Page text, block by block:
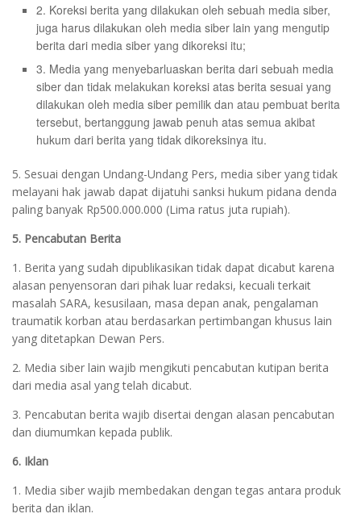
2. Koreksi berita yang dilakukan oleh sebuah media siber,
juga harus dilakukan oleh media siber lain yang mengutip
berita dari media siber yang dikoreksi itu;
3. Media yang menyebarluaskan berita dari sebuah media
siber dan tidak melakukan koreksi atas berita sesuai yang
dilakukan oleh media siber pemilik dan atau pembuat berita
tersebut, bertanggung jawab penuh atas semua akibat
hukum dari berita yang tidak dikoreksinya itu.
5. Sesuai dengan Undang-Undang Pers, media siber yang tidak
melayani hak jawab dapat dijatuhi sanksi hukum pidana denda
paling banyak Rp500.000.000 (Lima ratus juta rupiah).
5. Pencabutan Berita
1. Berita yang sudah dipublikasikan tidak dapat dicabut karena
alasan penyensoran dari pihak luar redaksi, kecuali terkait
masalah SARA, kesusilaan, masa depan anak, pengalaman
traumatik korban atau berdasarkan pertimbangan khusus lain
yang ditetapkan Dewan Pers.
2. Media siber lain wajib mengikuti pencabutan kutipan berita
dari media asal yang telah dicabut.
3. Pencabutan berita wajib disertai dengan alasan pencabutan
dan diumumkan kepada publik.
6. Iklan
1. Media siber wajib membedakan dengan tegas antara produk
berita dan iklan.